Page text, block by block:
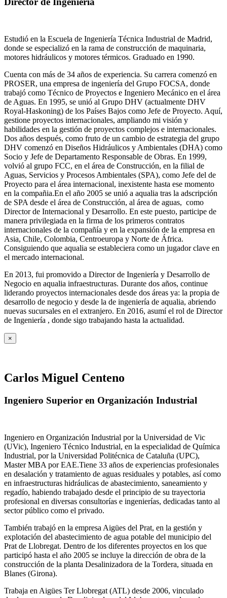
Estudió en la Escuela de Ingeniería Técnica Industrial de Madrid,
donde se especializó en la rama de construcción de maquinaria,
motores hidráulicos y motores térmicos. Graduado en 1990.
Cuenta con más de 34 años de experiencia. Su carrera comenzó en
PROSER, una empresa de ingeniería del Grupo FOCSA, donde
trabajó como Técnico de Proyectos e Ingeniero Mecánico en el área
de Aguas. En 1995, se unió al Grupo DHV (actualmente DHV
Royal-Haskoning) de los Países Bajos como Jefe de Proyecto. Aquí,
gestione proyectos internacionales, ampliando mi visión y
habilidades en la gestión de proyectos complejos e internacionales.
Dos años después, como fruto de un cambio de estrategia del grupo
DHV comenzó en Diseños Hidráulicos y Ambientales (DHA) como
Socio y Jefe de Departamento Responsable de Obras. En 1999,
volvió al grupo FCC, en el área de Construcción, en la filial de
Aguas, Servicios y Procesos Ambientales (SPA), como Jefe del de
Proyecto para el área internacional, inexistente hasta ese momento
en la compañia.En el año 2005 se unió a aqualia tras la adscripción
de SPA desde el área de Construcción, al área de aguas, como
Director de Internacional y Desarrollo. En este puesto, participe de
manera privilegiada en la firma de los primeros contratos
internacionales de la compañía y en la expansión de la empresa en
Asia, Chile, Colombia, Centroeuropa y Norte de África.
Consiguiendo que aqualia se estableciera como un jugador clave en
el mercado internacional.
En 2013, fui promovido a Director de Ingeniería y Desarrollo de
Negocio en aqualia infraestructuras. Durante dos años, continue
liderando proyectos internacionales desde dos áreas ya: la propia de
desarrollo de negocio y desde la de ingeniería de aqualia, abriendo
nuevas sucursales en el extranjero. En 2016, asumí el rol de Director
de Ingeniería , donde sigo trabajando hasta la actualidad.
×
Carlos Miguel Centeno
Ingeniero Superior en Organización Industrial
Ingeniero en Organización Industrial por la Universidad de Vic
(UVic), Ingeniero Técnico Industrial, en la especialidad de Química
Industrial, por la Universidad Politécnica de Cataluña (UPC),
Master MBA por EAE.Tiene 33 años de experiencias profesionales
en desalación y tratamiento de aguas residuales y potables, así como
en infraestructuras hidráulicas de abastecimiento, saneamiento y
regadío, habiendo trabajado desde el principio de su trayectoria
profesional en diversas consultorías e ingenierías, dedicadas tanto al
sector público como el privado.
También trabajó en la empresa Aigües del Prat, en la gestión y
explotación del abastecimiento de agua potable del municipio del
Prat de Llobregat. Dentro de los diferentes proyectos en los que
participó hasta el año 2005 se incluye la dirección de obra de la
construcción de la planta Desalinizadora de la Tordera, situada en
Blanes (Girona).
Trabaja en Aigües Ter Llobregat (ATL) desde 2006, vinculado